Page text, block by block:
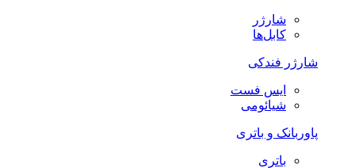
شارژر
کابل‌ها
شارژر فندکی
ایس فست
شیائومی
پاوربانک و باتری
باتری